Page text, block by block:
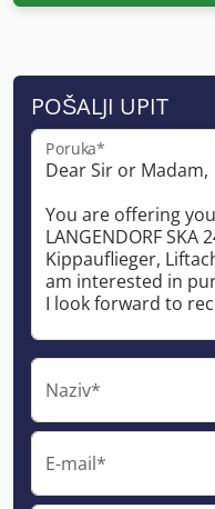
POŠALJI UPIT
Poruka*
Naziv*
E-mail*